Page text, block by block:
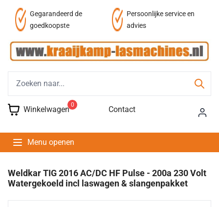
Gegarandeerd de
goedkoopste
Persoonlijke service en
advies
Winkelwagen 0 Contact
Menu openen
Weldkar TIG 2016 AC/DC HF Pulse - 200a 230 Volt
Watergekoeld incl laswagen & slangenpakket